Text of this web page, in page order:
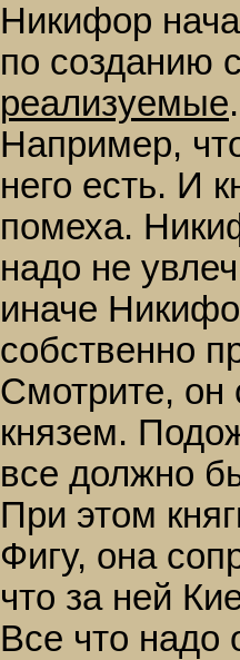
Никифор
по созданию
реализуемые
Например,
него есть. И
помеха.
надо не
иначе
собственно
Смотрите, он
князем.
все должно
При этом
Фигу, она
что за ней
Все что надо